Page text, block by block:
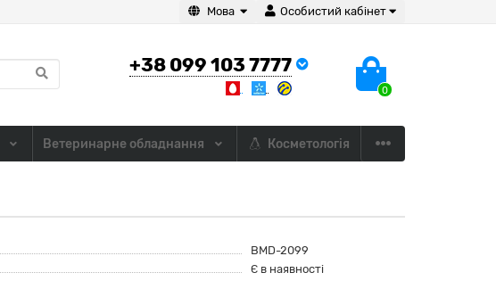
Особистий кабінет
Мова
+38 099 103 7777
0
Ветеринарне обладнання Косметологія
BMD-2099
Є в наявності